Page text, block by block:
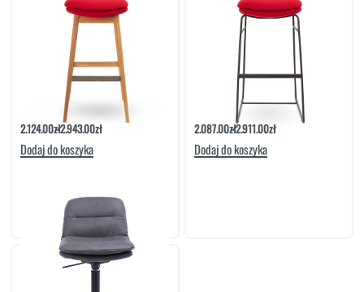
SZAFKI I KOMODY
Hoker Moon Noga Dębowa| Meble
2.124.00zł2.943.00zł
Dodaj do koszyka
Hoker Moon Noga Druciak| Meble
2.087.00zł2.911.00zł
Dodaj do koszyka